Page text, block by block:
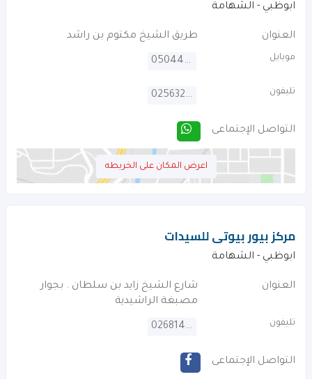
ابوظبي - الشهامة
العنوان طريق الشيخ مكتوم بن راشد
موبايل 0504445089
تليفون 025632267
التواصل الإجتماعى
اعرض المكان على الخريطه
مركز بيور بيوتى للسيدات
ابوظبي - الشهامة
العنوان
شارع الشيخ زايد بن سلطان . بجوار
مصبغة الراشيدية
تليفون 026814188
التواصل الإجتماعى